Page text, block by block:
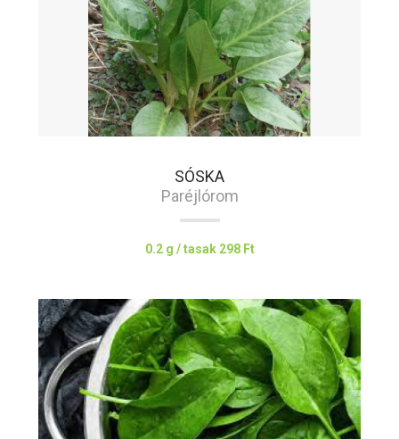
SÓSKA
Paréjlórom
0.2 g / tasak 298 Ft